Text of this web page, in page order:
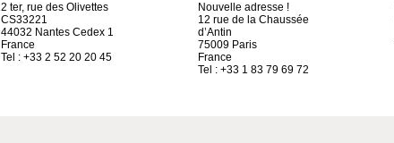
2 ter, rue des Olivettes
CS33221
44032 Nantes Cedex 1
France
Tel : +33 2 52 20 20 45
Nouvelle adresse !
12 rue de la Chaussée
d’Antin
75009 Paris
France
Tel : +33 1 83 79 69 72